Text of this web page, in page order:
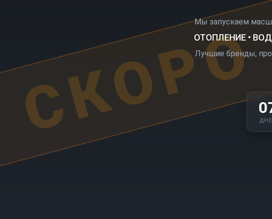
Мы запускаем
ОТОПЛЕНИЕ •
Лучшие бренды,